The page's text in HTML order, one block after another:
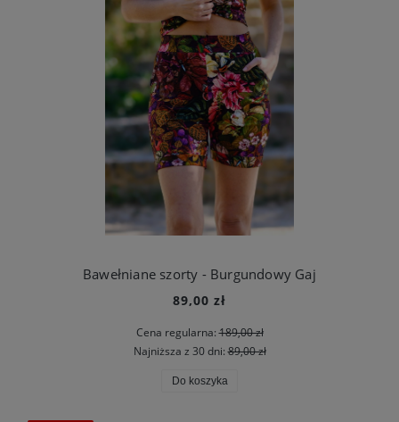
Bawełniane szorty - Burgundowy Gaj
89,00 zł
Cena regularna:189,00 zł
Najniższa z 30 dni:89,00 zł
Do koszyka